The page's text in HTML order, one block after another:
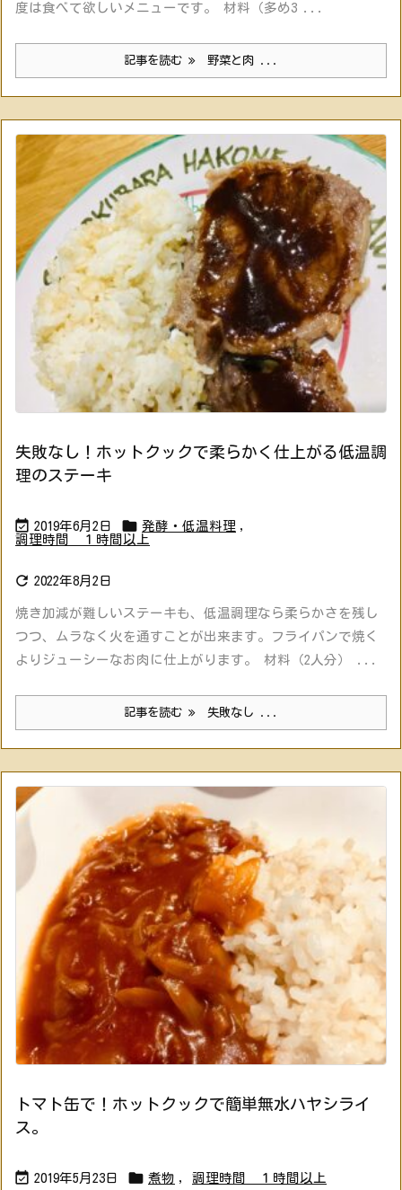
度は食べて欲しいメニューです。 材料（多め3 ...
記事を読む 野菜と肉 ...
失敗なし！ホットクックで柔らかく仕上がる低温調
理のステーキ
 2019年6月2日  発酵・低温料理 ,
調理時間 １時間以上
 2022年8月2日
焼き加減が難しいステーキも、低温調理なら柔らかさを残し
つつ、ムラなく火を通すことが出来ます。フライパンで焼く
よりジューシーなお肉に仕上がります。 材料（2人分） ...
記事を読む 失敗なし ...
トマト缶で！ホットクックで簡単無水ハヤシライ
ス。
 2019年5月23日  煮物 , 調理時間 １時間以上